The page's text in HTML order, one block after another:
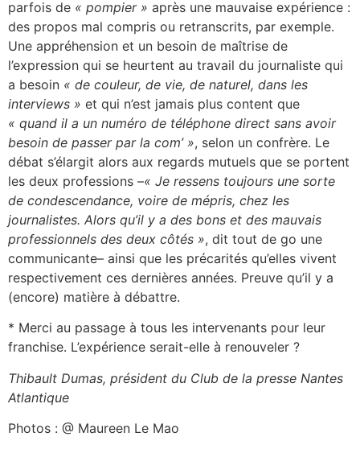
parfois de « pompier » après une mauvaise expérience :
des propos mal compris ou retranscrits, par exemple.
Une appréhension et un besoin de maîtrise de
l’expression qui se heurtent au travail du journaliste qui
a besoin « de couleur, de vie, de naturel, dans les
interviews » et qui n’est jamais plus content que
« quand il a un numéro de téléphone direct sans avoir
besoin de passer par la com’ », selon un confrère. Le
débat s’élargit alors aux regards mutuels que se portent
les deux professions –« Je ressens toujours une sorte
de condescendance, voire de mépris, chez les
journalistes. Alors qu’il y a des bons et des mauvais
professionnels des deux côtés », dit tout de go une
communicante– ainsi que les précarités qu’elles vivent
respectivement ces dernières années. Preuve qu’il y a
(encore) matière à débattre.
* Merci au passage à tous les intervenants pour leur
franchise. L’expérience serait-elle à renouveler ?
Thibault Dumas, président du Club de la presse Nantes
Atlantique
Photos : @ Maureen Le Mao